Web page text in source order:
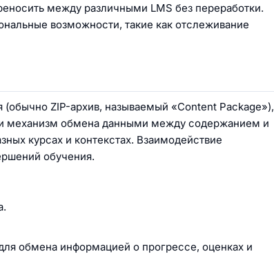
между различными LMS без переработки.
возможности, такие как отслеживание
ZIP-архив, называемый «Content Package»),
механизм обмена данными между содержанием и
курсах и контекстах. Взаимодействие
обучения.
обмена информацией о прогрессе, оценках и